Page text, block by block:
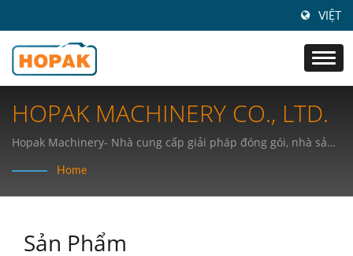
VIỆT
HOPAK MACHINERY CO., LTD.
Hopak Machinery- Nhà cung cấp giải pháp đóng gói, nhà sản
Home
Sản Phẩm